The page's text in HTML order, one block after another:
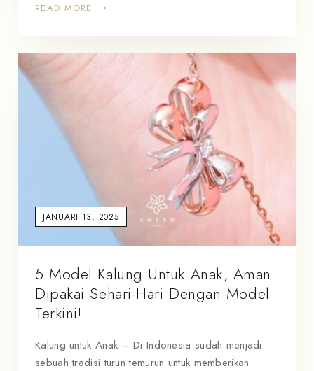
READ MORE
JANUARI 13, 2025
5 Model Kalung Untuk Anak, Aman
Dipakai Sehari-Hari Dengan Model
Terkini!
Kalung untuk Anak – Di Indonesia sudah menjadi
sebuah tradisi turun temurun untuk memberikan